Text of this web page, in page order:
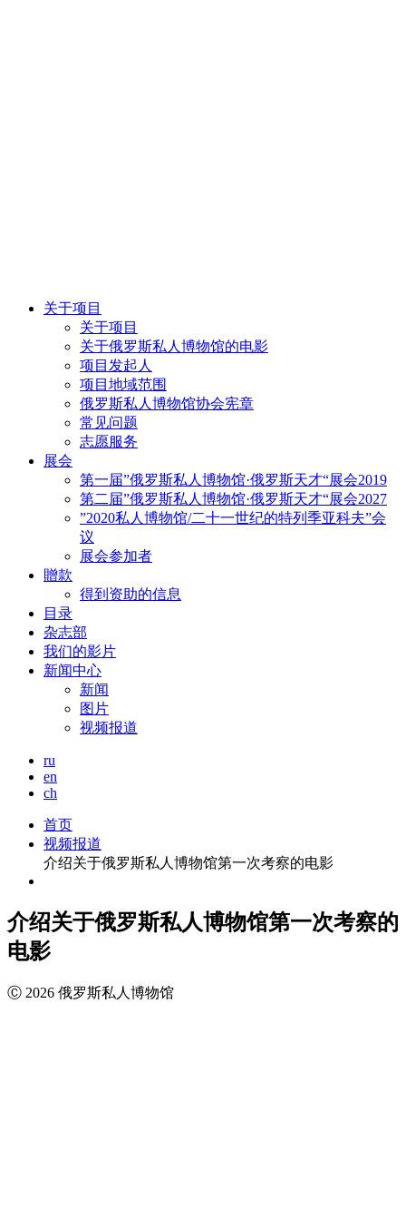
关于项目
关于项目
关于俄罗斯私人博物馆的电影
项目发起人
项目地域范围
俄罗斯私人博物馆协会宪章
常见问题
志愿服务
展会
第一届”俄罗斯私人博物馆·俄罗斯天才“展会2019
第二届”俄罗斯私人博物馆·俄罗斯天才“展会2027
”2020私人博物馆/二十一世纪的特列季亚科夫”会
议
展会参加者
贈款
得到资助的信息
目录
杂志部
我们的影片
新闻中心
新闻
图片
视频报道
ru
en
ch
首页
视频报道
介绍关于俄罗斯私人博物馆第一次考察的电影
介绍关于俄罗斯私人博物馆第一次考察的
电影
Ⓒ 2026 俄罗斯私人博物馆